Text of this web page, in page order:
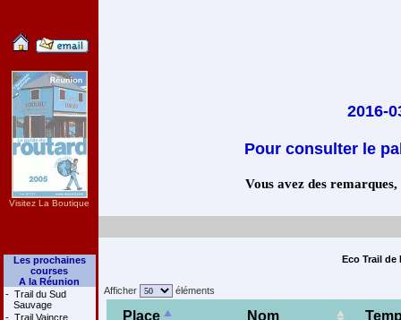
Visitez La Boutique
Les prochaines
courses
A la Réunion
- Trail du Sud
Sauvage
- Trail Vaincre
2016-
Pour consulter le
Vous avez des
Eco Trail de
Afficher éléments
Place Nom